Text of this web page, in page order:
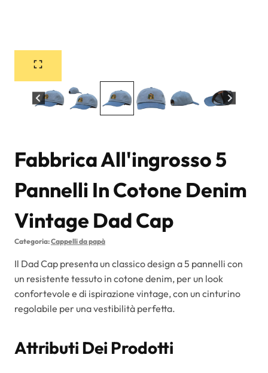
Fabbrica All'ingrosso 5
Pannelli In Cotone Denim
Vintage Dad Cap
Categoria:Cappelli da papà
Il Dad Cap presenta un classico design a 5 pannelli con
un resistente tessuto in cotone denim, per un look
confortevole e di ispirazione vintage, con un cinturino
regolabile per una vestibilità perfetta.
Attributi Dei Prodotti